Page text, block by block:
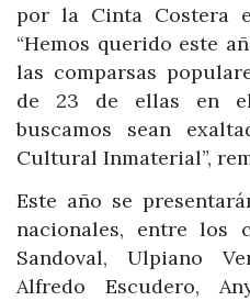
por la Cinta Costera
“Hemos querido este
las comparsas
de 23 de ellas en
buscamos sean
Cultural Inmaterial”,
Este año se
nacionales, entre los
Sandoval, Ulpiano
Alfredo Escudero,